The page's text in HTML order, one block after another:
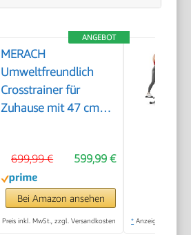
ANGEBOT
MERACH
Umweltfreundlich
Crosstrainer für
Zuhause mit 47 cm
Selbstgenerierender
Ellipsentrainer mit
Magnetwiderstand,
16 Stufen,
599,99 €
699,99 €
Bei Amazon ansehen
Preis inkl. MwSt., zzgl. Versandkosten * Anzeige